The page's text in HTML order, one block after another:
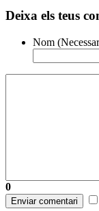
Deixa els teus
Nom
0
Enviar comentari